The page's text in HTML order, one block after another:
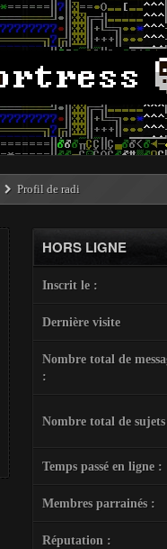
Profil de radi
HORS LIGNE
Inscrit le :
Dernière visite
Nombre total de
:
Nombre total de
Temps passé en ligne :
Membres parrainés :
Réputation :